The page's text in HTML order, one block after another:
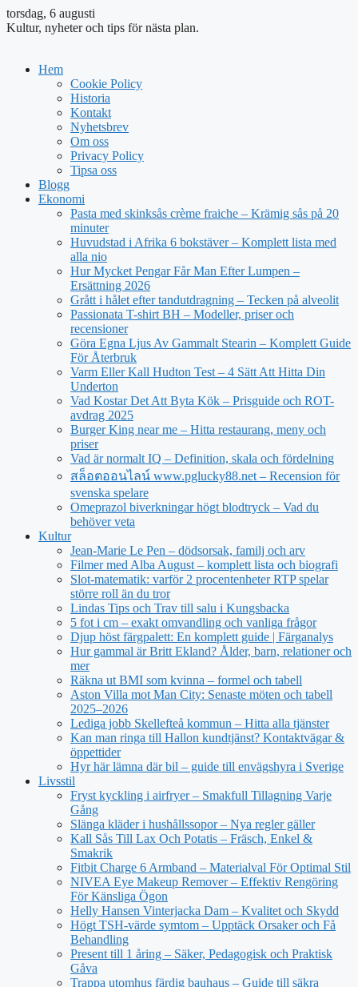
torsdag, 6 augusti
Kultur, nyheter och tips för nästa plan.
Hem
Cookie Policy
Historia
Kontakt
Nyhetsbrev
Om oss
Privacy Policy
Tipsa oss
Blogg
Ekonomi
Pasta med skinksås crème fraiche – Krämig sås på 20
minuter
Huvudstad i Afrika 6 bokstäver – Komplett lista med
alla nio
Hur Mycket Pengar Får Man Efter Lumpen –
Ersättning 2026
Grått i hålet efter tandutdragning – Tecken på alveolit
Passionata T-shirt BH – Modeller, priser och
recensioner
Göra Egna Ljus Av Gammalt Stearin – Komplett Guide
För Återbruk
Varm Eller Kall Hudton Test – 4 Sätt Att Hitta Din
Underton
Vad Kostar Det Att Byta Kök – Prisguide och ROT-
avdrag 2025
Burger King near me – Hitta restaurang, meny och
priser
Vad är normalt IQ – Definition, skala och fördelning
สล็อตออนไลน์ www.pglucky88.net – Recension för
svenska spelare
Omeprazol biverkningar högt blodtryck – Vad du
behöver veta
Kultur
Jean‑Marie Le Pen – dödsorsak, familj och arv
Filmer med Alba August – komplett lista och biografi
Slot-matematik: varför 2 procentenheter RTP spelar
större roll än du tror
Lindas Tips och Trav till salu i Kungsbacka
5 fot i cm – exakt omvandling och vanliga frågor
Djup höst färgpalett: En komplett guide | Färganalys
Hur gammal är Britt Ekland? Ålder, barn, relationer och
mer
Räkna ut BMI som kvinna – formel och tabell
Aston Villa mot Man City: Senaste möten och tabell
2025–2026
Lediga jobb Skellefteå kommun – Hitta alla tjänster
Kan man ringa till Hallon kundtjänst? Kontaktvägar &
öppettider
Hyr här lämna där bil – guide till envägshyra i Sverige
Livsstil
Fryst kyckling i airfryer – Smakfull Tillagning Varje
Gång
Slänga kläder i hushållssopor – Nya regler gäller
Kall Sås Till Lax Och Potatis – Fräsch, Enkel &
Smakrik
Fitbit Charge 6 Armband – Materialval För Optimal Stil
NIVEA Eye Makeup Remover – Effektiv Rengöring
För Känsliga Ögon
Helly Hansen Vinterjacka Dam – Kvalitet och Skydd
Högt TSH-värde symtom – Upptäck Orsaker och Få
Behandling
Present till 1 åring – Säker, Pedagogisk och Praktisk
Gåva
Trappa utomhus färdig bauhaus – Guide till säkra